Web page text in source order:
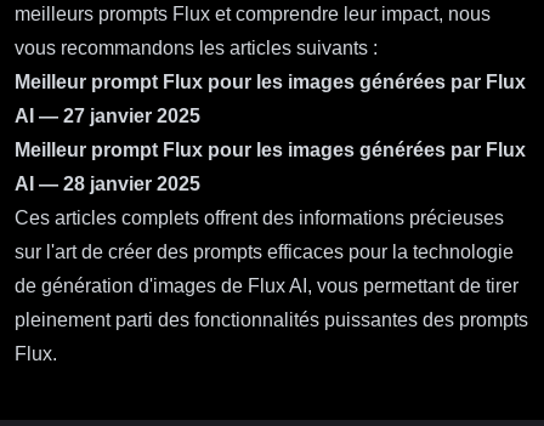
meilleurs prompts Flux et comprendre leur impact, nous
vous recommandons les articles suivants :
Meilleur prompt Flux pour les images générées par Flux
AI — 27 janvier 2025
Meilleur prompt Flux pour les images générées par Flux
AI — 28 janvier 2025
Ces articles complets offrent des informations précieuses
sur l'art de créer des prompts efficaces pour la technologie
de génération d'images de Flux AI, vous permettant de tirer
pleinement parti des fonctionnalités puissantes des prompts
Flux.